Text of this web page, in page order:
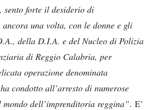
sento forte il desiderio di
una volta, con le donne e gli
della D.I.A. e del Nucleo di Polizia
di Reggio Calabria, per
operazione denominata
condotto all’arresto di numerose
mondo dell’imprenditoria reggina”. E’